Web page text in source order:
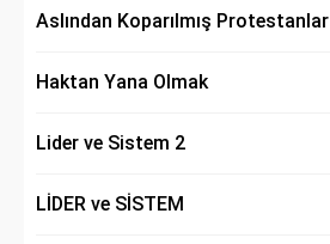
Aslından Koparılmış Protestanlar
Haktan Yana Olmak
Lider ve Sistem 2
LİDER ve SİSTEM